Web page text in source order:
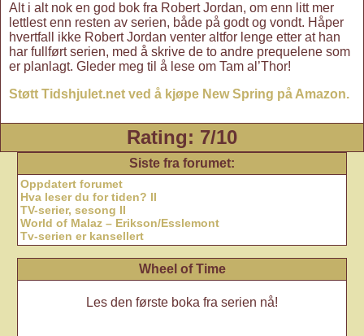
Alt i alt nok en god bok fra Robert Jordan, om enn litt mer
lettlest enn resten av serien, både på godt og vondt. Håper
hvertfall ikke Robert Jordan venter altfor lenge etter at han
har fullført serien, med å skrive de to andre prequelene som
er planlagt. Gleder meg til å lese om Tam al’Thor!
Støtt Tidshjulet.net ved å kjøpe New Spring på Amazon.
Rating: 7/10
Siste fra forumet:
Oppdatert forumet
Hva leser du for tiden? II
TV-serier, sesong II
World of Malaz – Erikson/Esslemont
Tv-serien er kansellert
Wheel of Time
Les den første boka fra serien nå!